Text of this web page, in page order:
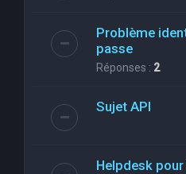
Problème
passe
Réponses : 2
Sujet API
Helpdesk